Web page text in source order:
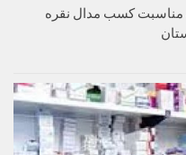
مناسبت کسب مدال نقره